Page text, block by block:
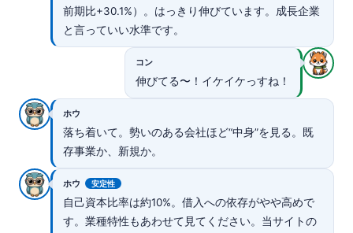
前期比+30.1%）。はっきり伸びています。成長企業
と言っていい水準です。
コン
伸びてる〜！イケイケっすね！
ホウ
落ち着いて。勢いのある会社ほど“中身”を見る。既
存事業か、新規か。
ホウ 安定性
自己資本比率は約10%。借入への依存がやや高めで
す。業種特性もあわせて見てください。当サイトの